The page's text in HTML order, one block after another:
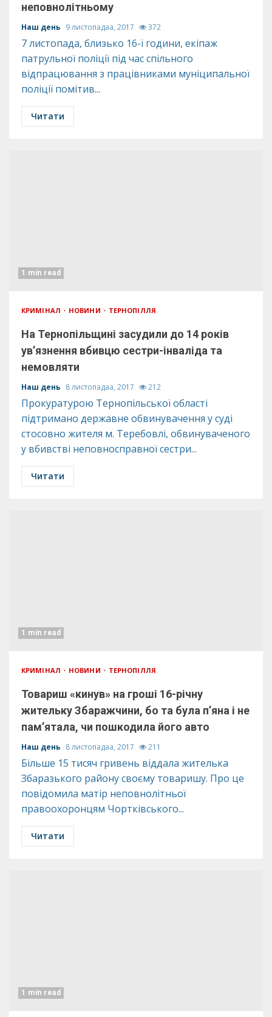
неповнолітньому
Наш день 9 листопадаа, 2017 372
7 листопада, близько 16-ї години, екіпаж
патрульної поліції під час спільного
відпрацювання з працівниками муніципальної
поліції помітив...
Читати
1 min read
КРИМІНАЛ НОВИНИ ТЕРНОПІЛЛЯ
На Тернопільщині засудили до 14 років
ув’язнення вбивцю сестри-інваліда та
немовляти
Наш день 8 листопадаа, 2017 212
Прокуратурою Тернопільської області
підтримано державне обвинувачення у суді
стосовно жителя м. Теребовлі, обвинуваченого
у вбивстві неповносправної сестри...
Читати
1 min read
КРИМІНАЛ НОВИНИ ТЕРНОПІЛЛЯ
Товариш «кинув» на гроші 16-річну
жительку Збаражчини, бо та була п’яна і не
пам’ятала, чи пошкодила його авто
Наш день 8 листопадаа, 2017 211
Більше 15 тисяч гривень віддала жителька
Збаразького району своєму товаришу. Про це
повідомила матір неповнолітньої
правоохоронцям Чортківського...
Читати
1 min read